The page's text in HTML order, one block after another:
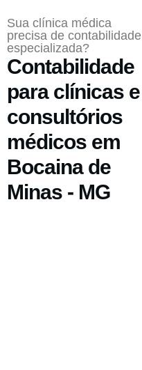
Sua clínica médica
precisa de contabilidade
especializada?
Contabilidade
para clínicas e
consultórios
médicos em
Bocaina de
Minas - MG